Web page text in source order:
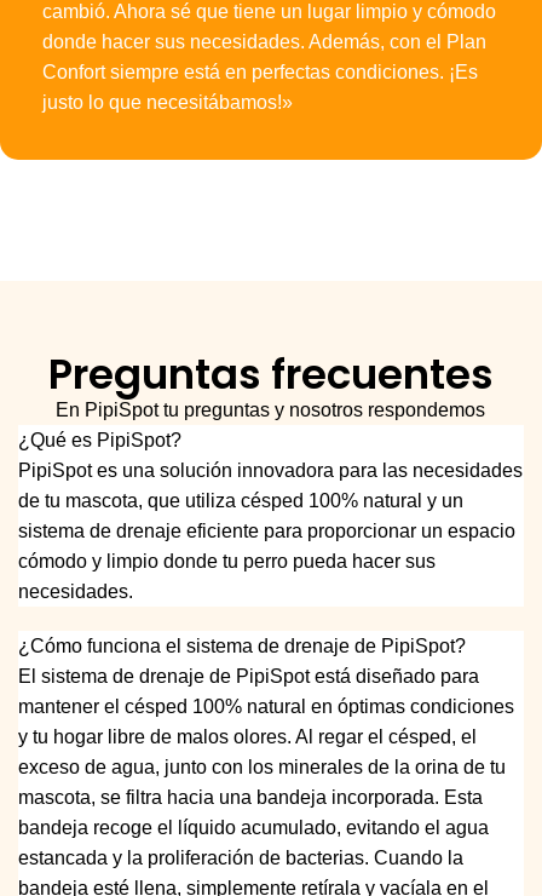
cambió. Ahora sé que tiene un lugar limpio y cómodo
donde hacer sus necesidades. Además, con el Plan
Confort siempre está en perfectas condiciones. ¡Es
justo lo que necesitábamos!»
Preguntas frecuentes
En PipiSpot tu preguntas y nosotros respondemos
¿Qué es PipiSpot?
PipiSpot es una solución innovadora para las necesidades
de tu mascota, que utiliza césped 100% natural y un
sistema de drenaje eficiente para proporcionar un espacio
cómodo y limpio donde tu perro pueda hacer sus
necesidades.
¿Cómo funciona el sistema de drenaje de PipiSpot?
El sistema de drenaje de PipiSpot está diseñado para
mantener el césped 100% natural en óptimas condiciones
y tu hogar libre de malos olores. Al regar el césped, el
exceso de agua, junto con los minerales de la orina de tu
mascota, se filtra hacia una bandeja incorporada. Esta
bandeja recoge el líquido acumulado, evitando el agua
estancada y la proliferación de bacterias. Cuando la
bandeja esté llena, simplemente retírala y vacíala en el